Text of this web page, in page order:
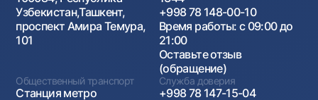
Узбекистан,Ташкент,
проспект Амира Темура,
101
+998 78 148-00-10
Время работы: с 09:00 до
21:00
Оставьте отзыв
(обращение)
Общественный транспорт
Станция метро
Служба доверия
+998 78 147-15-04